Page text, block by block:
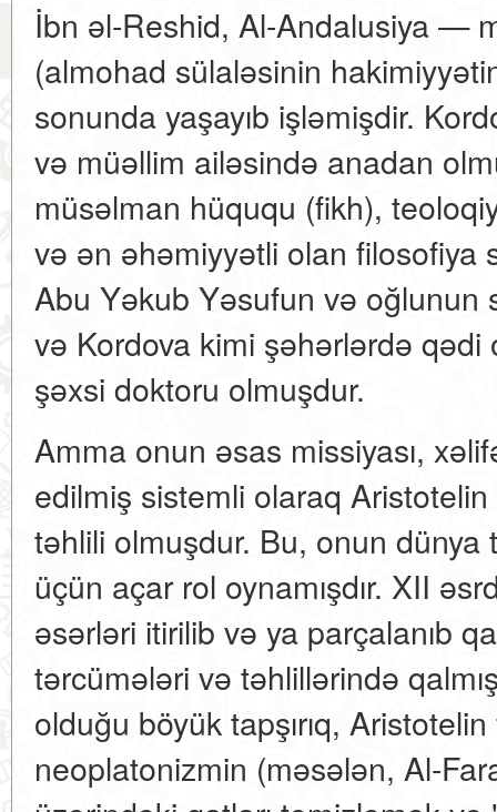
İbn əl-Reshid, Al-Andalusiya —
(almohad sülaləsinin
sonunda yaşayıb işləmişdir.
və müəllim ailəsində anadan
müsəlman hüququ (fikh),
və ən əhəmiyyətli olan filosofiya
Abu Yəkub Yəsufun və oğlunun
və Kordova kimi şəhərlərdə
şəxsi doktoru olmuşdur.
Amma onun əsas missiyası,
edilmiş sistemli olaraq
təhlili olmuşdur. Bu, onun dünya
üçün açar rol oynamışdır. XII
əsərləri itirilib və ya parçalanıb
tərcümələri və təhlillərində
olduğu böyük tapşırıq,
neoplatonizmin (məsələn, Al-